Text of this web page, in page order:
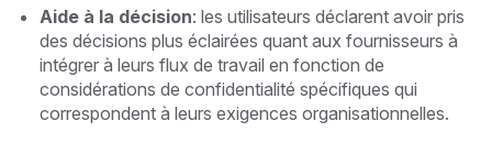
Aide à la décision: les utilisateurs déclarent avoir pris
des décisions plus éclairées quant aux fournisseurs à
intégrer à leurs flux de travail en fonction de
considérations de confidentialité spécifiques qui
correspondent à leurs exigences organisationnelles.